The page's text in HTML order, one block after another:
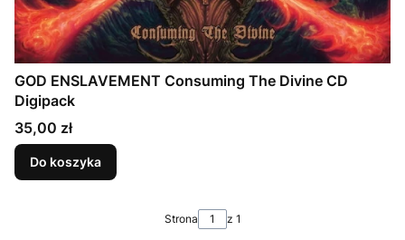
GOD ENSLAVEMENT Consuming The Divine CD
Digipack
Cena
35,00 zł
Do koszyka
Strona z 1